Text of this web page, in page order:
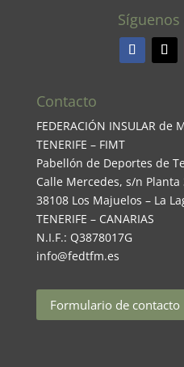
Contacto
FEDERACIÓN INSULAR de
TENERIFE – FIMT
Pabellón de Deportes de
Calle Mercedes, s/n Planta
38108 Los Majuelos – La
TENERIFE – CANARIAS
N.I.F.: Q3878017G
info@fedtfm.es
Formulario de contacto